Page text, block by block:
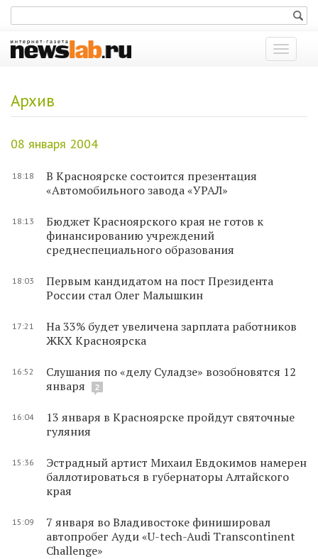
Показать
меню
Архив
08 января 2004
18:18
В Красноярске состоится презентация
«Автомобильного завода «УРАЛ»
18:13
Бюджет Красноярского края не готов к
финансированию учреждений
среднеспециального образования
18:03
Первым кандидатом на пост Президента
России стал Олег Малышкин
17:21
На 33% будет увеличена зарплата работников
ЖКХ Красноярска
16:52
Слушания по «делу Суладзе» возобновятся 12
января
2
16:04
13 января в Красноярске пройдут святочные
гуляния
15:36
Эстрадный артист Михаил Евдокимов намерен
баллотироваться в губернаторы Алтайского
края
15:09
7 января во Владивостоке финишировал
автопробег Ауди «U-tech-Audi Transcontinent
Challenge»